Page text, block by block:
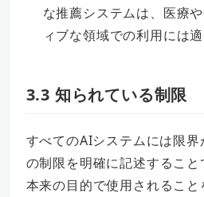
な推薦システムは、医療
ィブな領域での利用には適
3.3 知られている制限
すべてのAIシステムには限
の制限を明確に記述するこ
本来の目的で使用されること